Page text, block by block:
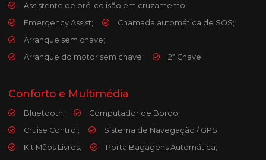
Assistente de pré-colisão em cruzamento;
Emergency Assist;
Chamada automática de SOS;
Arranque sem chave;
Arranque do motor sem chave;
2ª Chave;
Conforto e Multimédia
Bluetooth;
Computador de Bordo;
Cruise Control;
Sistema de Navegação / GPS;
Kit Mãos Livres;
Porta Bagagens Automática;